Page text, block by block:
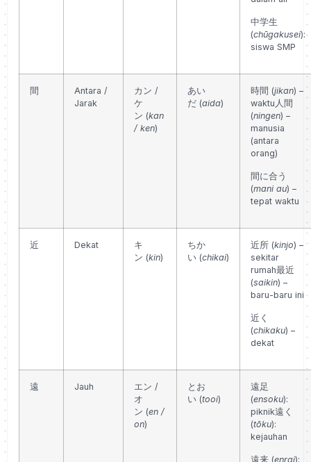
中学生
(chūgakusei):
siswa SMP
間
Antara /
Jarak
カン /
ケ
ン (kan
/ ken)
あい
だ (aida)
時間 (jikan) –
waktu 人間
(ningen) –
manusia
(antara
orang)
間に合う
(mani au) –
tepat waktu
近 Dekat
キ
ン (kin)
ちか
い (chikai)
近所 (kinjo) –
sekitar
rumah最近
(saikin) –
baru-baru ini
近く
(chikaku) –
dekat
遠 Jauh
エン /
オ
ン (en /
on)
とお
い (tooi)
遠足
(ensoku):
piknik遠く
(tōku):
kejauhan
遠来 (enrai):